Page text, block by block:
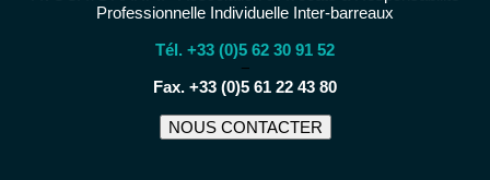
Professionnelle Individuelle Inter-barreaux
Tél. +33 (0)5 62 30 91 52
−
Fax. +33 (0)5 61 22 43 80
NOUS CONTACTER